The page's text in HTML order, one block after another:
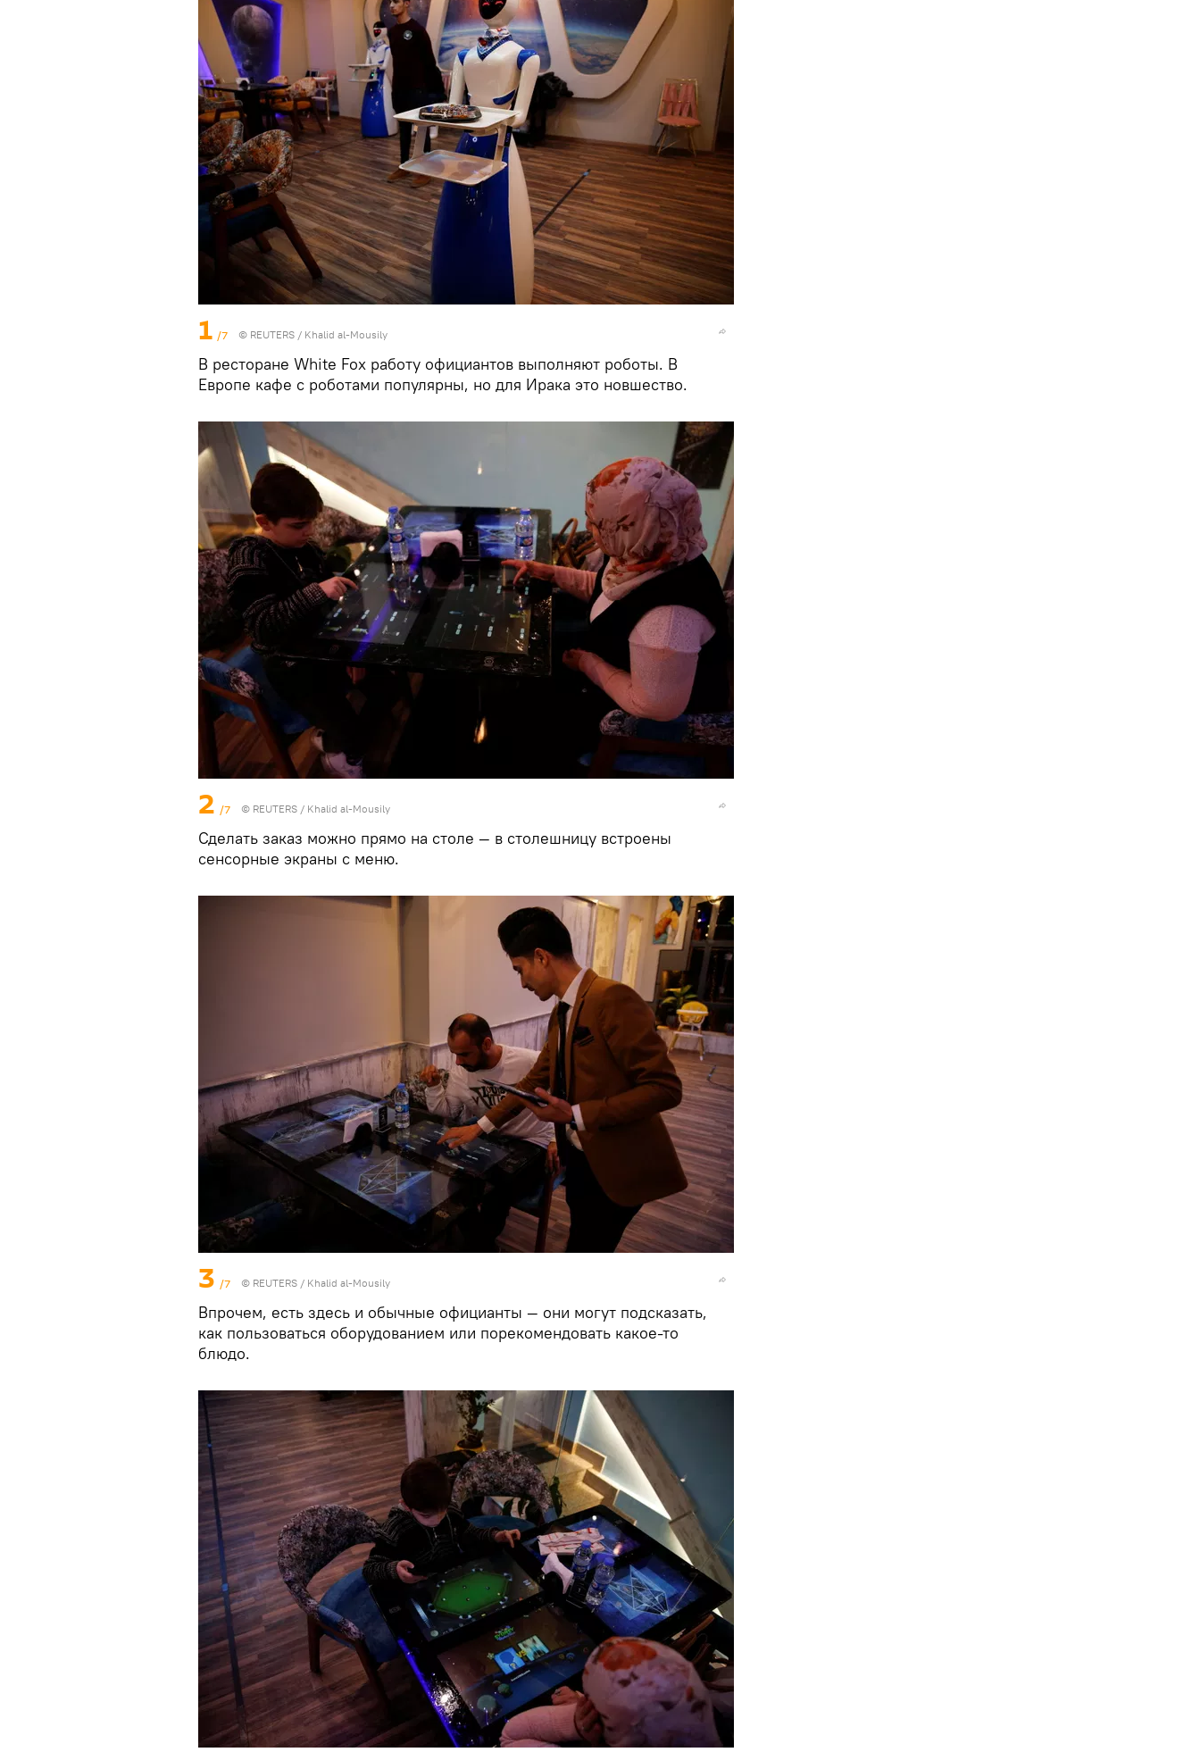
1 /7 © REUTERS / Khalid al-Mousily
В ресторане White Fox работу официантов выполняют роботы. В
Европе кафе с роботами популярны, но для Ирака это новшество.
2 /7 © REUTERS / Khalid al-Mousily
Сделать заказ можно прямо на столе — в столешницу встроены
сенсорные экраны с меню.
3 /7 © REUTERS / Khalid al-Mousily
Впрочем, есть здесь и обычные официанты — они могут подсказать,
как пользоваться оборудованием или порекомендовать какое-то
блюдо.